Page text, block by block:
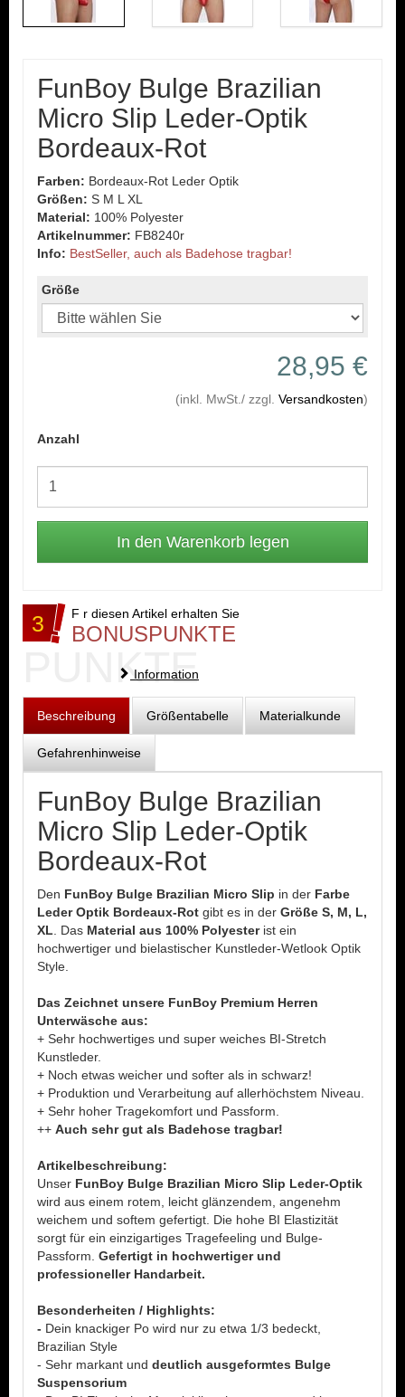
FunBoy Bulge Brazilian
Micro Slip Leder-Optik
Bordeaux-Rot
Farben: Bordeaux-Rot Leder Optik
Größen: S M L XL
Material: 100% Polyester
Artikelnummer: FB8240r
Info: BestSeller, auch als Badehose tragbar!
Größe
28,95 €
(inkl. MwSt./ zzgl. Versandkosten)
Anzahl
3 F r diesen Artikel erhalten Sie
BONUSPUNKTE
PUNKTE
Information
Beschreibung Größentabelle Materialkunde
Gefahrenhinweise
FunBoy Bulge Brazilian
Micro Slip Leder-Optik
Bordeaux-Rot
Den FunBoy Bulge Brazilian Micro Slip in der Farbe
Leder Optik Bordeaux-Rot gibt es in der Größe S, M, L,
XL . Das Material aus 100% Polyesterist ein
hochwertiger und bielastischer Kunstleder-Wetlook Optik
Style.
Das Zeichnet unsere FunBoy Premium Herren
Unterwäsche aus:
+ Sehr hochwertiges und super weiches BI-Stretch
Kunstleder.
+ Noch etwas weicher und softer als in schwarz!
+ Produktion und Verarbeitung auf allerhöchstem Niveau.
+ Sehr hoher Tragekomfort und Passform.
++ Auch sehr gut als Badehose tragbar!
Artikelbeschreibung:
Unser FunBoy Bulge Brazilian Micro Slip Leder-Optik
wird aus einem rotem, leicht glänzendem, angenehm
weichem und softem gefertigt. Die hohe BI Elastizität
sorgt für ein einzigartiges Tragefeeling und Bulge-
Passform. Gefertigt in hochwertiger und
professioneller Handarbeit.
Besonderheiten / Highlights:
- Dein knackiger Po wird nur zu etwa 1/3 bedeckt,
Brazilian Style
- Sehr markant und deutlich ausgeformtes Bulge
Suspensorium